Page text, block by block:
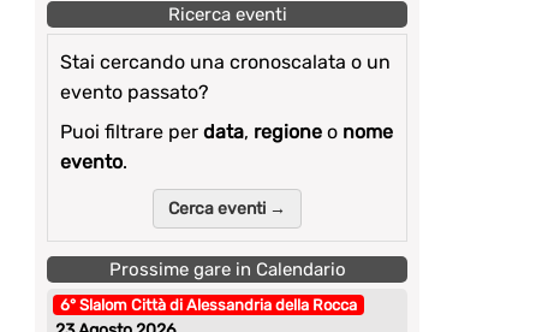
Ricerca eventi
Stai cercando una cronoscalata o un
evento passato?
Puoi filtrare per data, regione o nome
evento.
Cerca eventi →
Prossime gare in Calendario
6° Slalom Città di Alessandria della Rocca